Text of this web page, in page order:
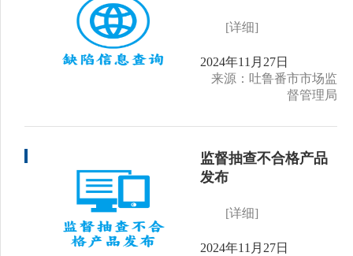
[详细]
2024年11月27日
来源：吐鲁番市市场监
督管理局
监督抽查不合格产品
发布
[详细]
2024年11月27日